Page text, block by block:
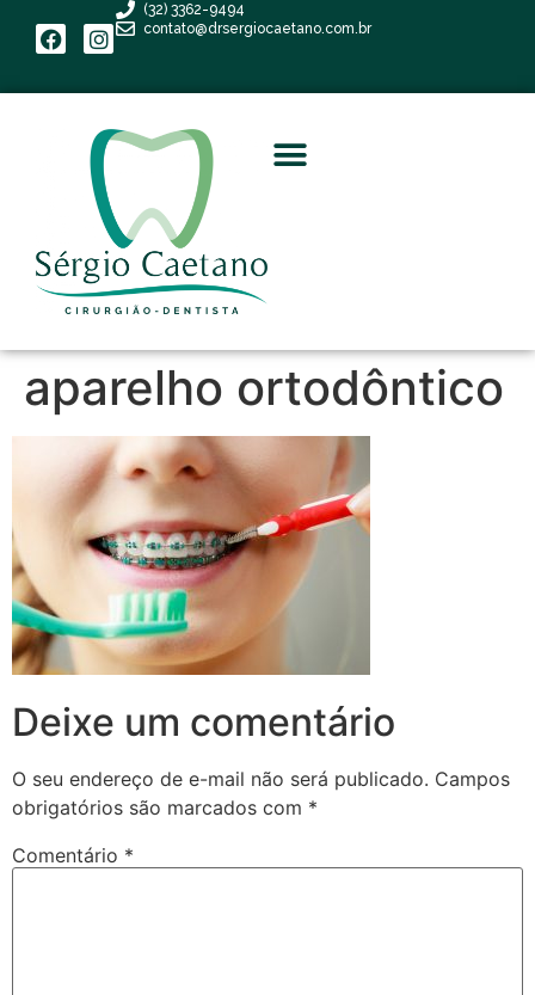
(32) 3362-9494
contato@drsergiocaetano.com.br
aparelho ortodôntico
Deixe um comentário
O seu endereço de e-mail não será publicado. Campos
obrigatórios são marcados com *
Comentário *